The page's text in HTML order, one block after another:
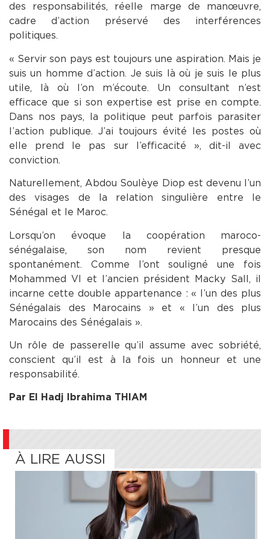
des responsabilités, réelle marge de manœuvre,
cadre d’action préservé des interférences
politiques.
« Servir son pays est toujours une aspiration. Mais je
suis un homme d’action. Je suis là où je suis le plus
utile, là où l’on m’écoute. Un consultant n’est
efficace que si son expertise est prise en compte.
Dans nos pays, la politique peut parfois parasiter
l’action publique. J’ai toujours évité les postes où
elle prend le pas sur l’efficacité », dit-il avec
conviction.
Naturellement, Abdou Soulèye Diop est devenu l’un
des visages de la relation singulière entre le
Sénégal et le Maroc.
Lorsqu’on évoque la coopération maroco-
sénégalaise, son nom revient presque
spontanément. Comme l’ont souligné une fois
Mohammed VI et l’ancien président Macky Sall, il
incarne cette double appartenance : « l’un des plus
Sénégalais des Marocains » et « l’un des plus
Marocains des Sénégalais ».
Un rôle de passerelle qu’il assume avec sobriété,
conscient qu’il est à la fois un honneur et une
responsabilité.
Par El Hadj Ibrahima THIAM
À LIRE AUSSI